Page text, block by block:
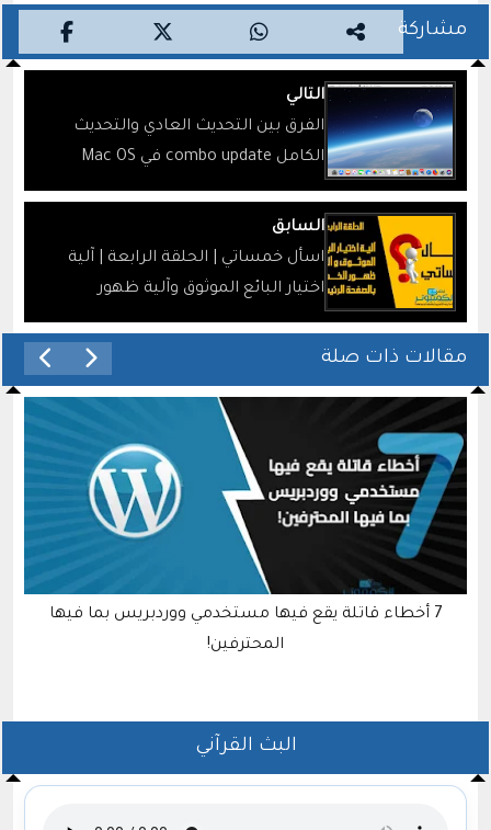
مشاركة
التالي
الفرق بين التحديث العادي والتحديث
الكامل combo update في Mac OS
السابق
اسأل خمساتي | الحلقة الرابعة | آلية
اختيار البائع الموثوق وآلية ظهور
الخدمات بالصفحة الرئيسية
مقالات ذات صلة
طريقة تفعيل حساب محلي عند تثبيت ويندوز 11
البث القرآني